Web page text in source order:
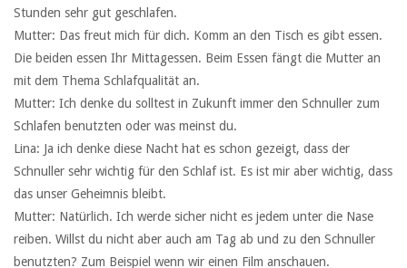
Stunden sehr gut geschlafen.
Mutter: Das freut mich für dich. Komm an den Tisch es gibt essen.
Die beiden essen Ihr Mittagessen. Beim Essen fängt die Mutter an
mit dem Thema Schlafqualität an.
Mutter: Ich denke du solltest in Zukunft immer den Schnuller zum
Schlafen benutzten oder was meinst du.
Lina: Ja ich denke diese Nacht hat es schon gezeigt, dass der
Schnuller sehr wichtig für den Schlaf ist. Es ist mir aber wichtig, dass
das unser Geheimnis bleibt.
Mutter: Natürlich. Ich werde sicher nicht es jedem unter die Nase
reiben. Willst du nicht aber auch am Tag ab und zu den Schnuller
benutzten? Zum Beispiel wenn wir einen Film anschauen.